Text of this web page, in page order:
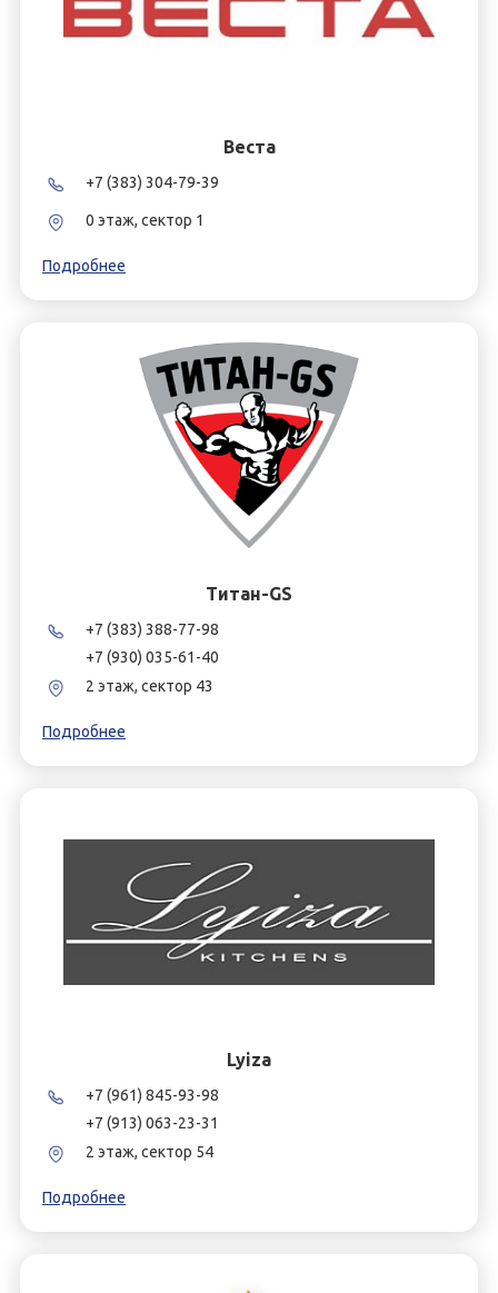
Веста
+7 (383) 304-79-39
0 этаж, сектор 1
Подробнее
Титан-GS
+7 (383) 388-77-98
+7 (930) 035-61-40
2 этаж, сектор 43
Подробнее
Lyiza
+7 (961) 845-93-98
+7 (913) 063-23-31
2 этаж, сектор 54
Подробнее